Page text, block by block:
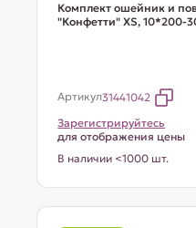
Комплект ошейник и
"Конфетти" XS, 10*200-
Артикул31441042
Зарегистрируйтесь
для отображения цены
В наличии <1000 шт.